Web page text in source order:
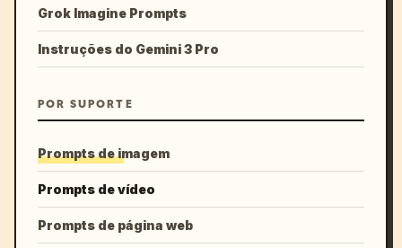
Grok Imagine Prompts
Instruções do Gemini 3 Pro
POR SUPORTE
Prompts de imagem
Prompts de vídeo
Prompts de página web